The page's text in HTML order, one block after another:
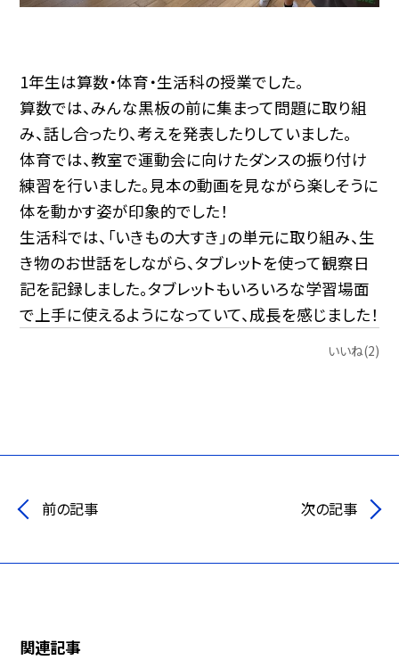
1年生は算数・体育・生活科の授業でした。
算数では、みんな黒板の前に集まって問題に取り組
み、話し合ったり、考えを発表したりしていました。
体育では、教室で運動会に向けたダンスの振り付け
練習を行いました。見本の動画を見ながら楽しそうに
体を動かす姿が印象的でした！
生活科では、「いきもの大すき」の単元に取り組み、生
き物のお世話をしながら、タブレットを使って観察日
記を記録しました。タブレットもいろいろな学習場面
で上手に使えるようになっていて、成長を感じました！
いいね(2)
前の記事 次の記事
関連記事